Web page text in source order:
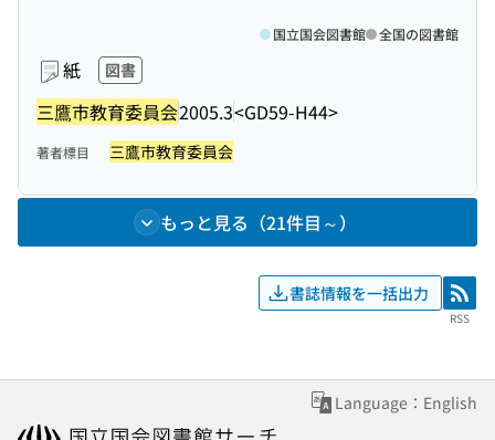
紙 図書
三鷹市教育委員会2005.3<GD59-H44>
国立国会図書館 全国の図書館
著者標目 三鷹市教育委員会
もっと見る（21件目～）
書誌情報を一括出力 RSS
RSS
Language：English